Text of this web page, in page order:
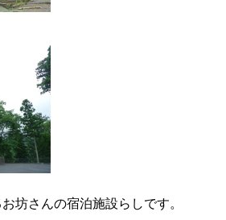
坊さんの宿泊施設らしです。